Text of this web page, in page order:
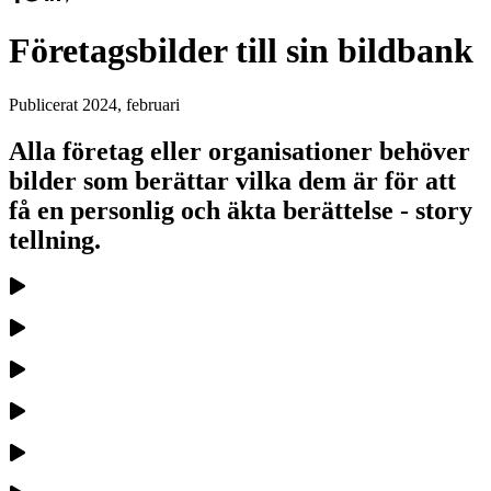
Företagsbilder till sin bildbank
Publicerat 2024, februari
Alla företag eller organisationer behöver
bilder som berättar vilka dem är för att
få en personlig och äkta berättelse - story
tellning.